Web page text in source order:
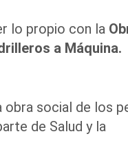
lo propio con la
a Máquina.
obra social de los
de Salud y la